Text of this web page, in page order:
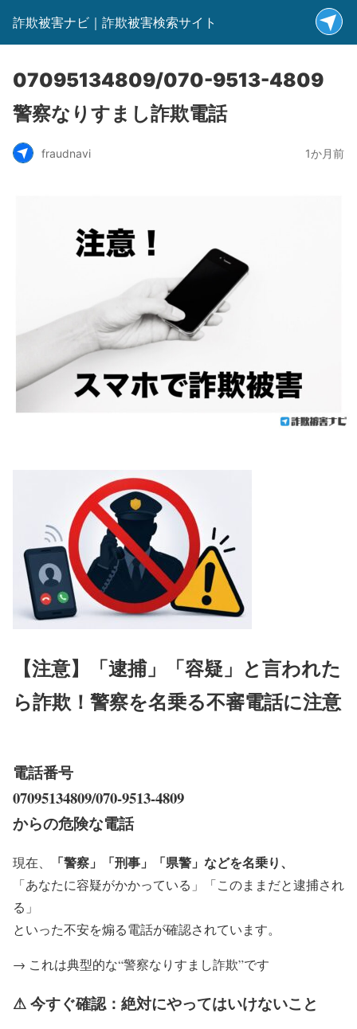
詐欺被害ナビ｜詐欺被害検索サイト
07095134809/070-9513-4809
警察なりすまし詐欺電話
fraudnavi 1か月前
【注意】「逮捕」「容疑」と言われた
ら詐欺！警察を名乗る不審電話に注意
電話番号
07095134809/070-9513-4809
からの危険な電話
現在、 「警察」「刑事」「県警」などを名乗り、
「あなたに容疑がかかっている」「このままだと逮捕され
る」
といった不安を煽る電話が確認されています。
→ これは典型的な“警察なりすまし詐欺”です
⚠ 今すぐ確認：絶対にやってはいけないこと